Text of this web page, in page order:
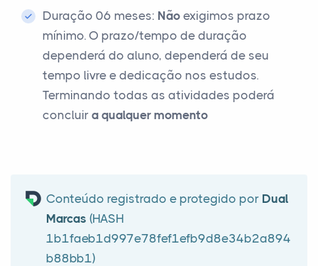
Duração 06 meses: Não exigimos prazo
mínimo. O prazo/tempo de duração
dependerá do aluno, dependerá de seu
tempo livre e dedicação nos estudos.
Terminando todas as atividades poderá
concluir a qualquer momento
Conteúdo registrado e protegido por Dual
Marcas (HASH
1b1faeb1d997e78fef1efb9d8e34b2a894
b88bb1)